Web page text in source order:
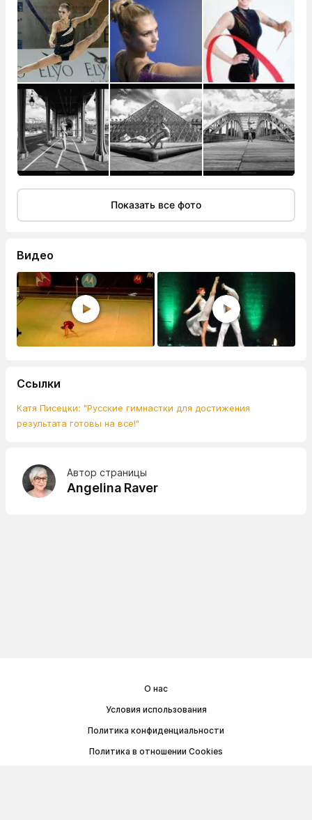
Показать все фото
Видео
Ссылки
Катя Писецки: "Русские гимнастки для достижения
результата готовы на все!"
Автор страницы
Angelina Raver
О нас
Условия использования
Политика конфиденциальности
Политика в отношении Cookies